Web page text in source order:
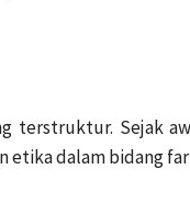
terstruktur. Sejak
etika dalam bidang